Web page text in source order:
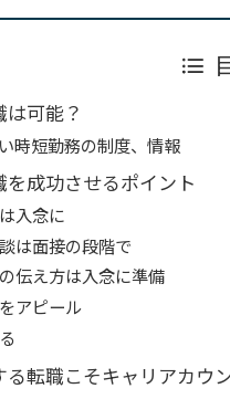
可能？
時短勤務の制度、情報
成功させるポイント
入念に
は面接の段階で
伝え方は入念に準備
アピール
転職こそキャリアカウ